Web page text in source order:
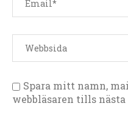
Spara mitt namn,
webbläsaren tills